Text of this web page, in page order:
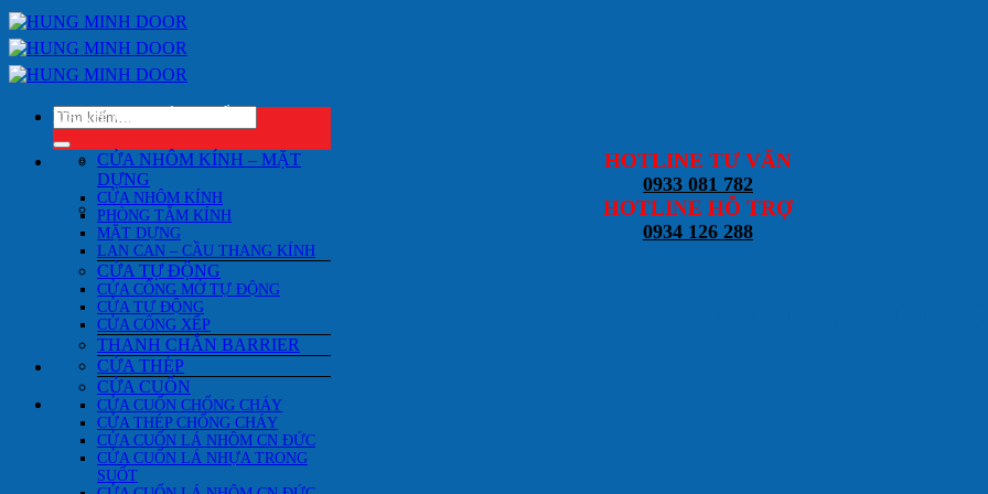
Bỏ
qua
nội
dung
Tìm
kiếm:
HOTLINE TƯ VẤN
0933 081 782
HOTLINE HỖ TRỢ
0934 126 288
DANH MỤC SẢN PHẨM
CỬA NHÔM KÍNH – MẶT
DỰNG
CỬA NHÔM KÍNH
PHÒNG TẮM KÍNH
MẶT DỰNG
LAN CAN – CẦU THANG KÍNH
CỬA TỰ ĐỘNG
CỬA CỔNG MỞ TỰ ĐỘNG
CỬA TỰ ĐỘNG
CỬA CỔNG XẾP
THANH CHẮN BARRIER
CỬA THÉP
CỬA CUỐN
CỬA CUỐN CHỐNG CHÁY
CỬA THÉP CHỐNG CHÁY
CỬA CUỐN LÁ NHÔM CN ĐỨC
CỬA CUỐN LÁ NHỰA TRONG
SUỐT